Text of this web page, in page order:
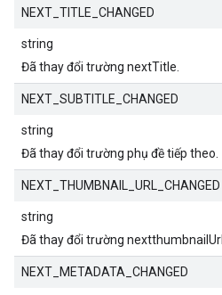
NEXT_TITLE_CHANGED
string
Đã thay đổi trường nextTitle.
NEXT_SUBTITLE_CHANGED
string
Đã thay đổi trường phụ đề tiếp theo.
NEXT_THUMBNAIL_URL_CHANGED
string
Đã thay đổi trường nextthumbnailUrl.
NEXT_METADATA_CHANGED